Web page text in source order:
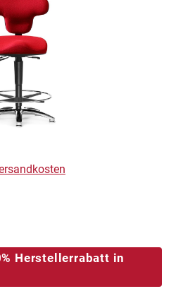
von 5 von 5 Sternen
Herstellerrabatt in